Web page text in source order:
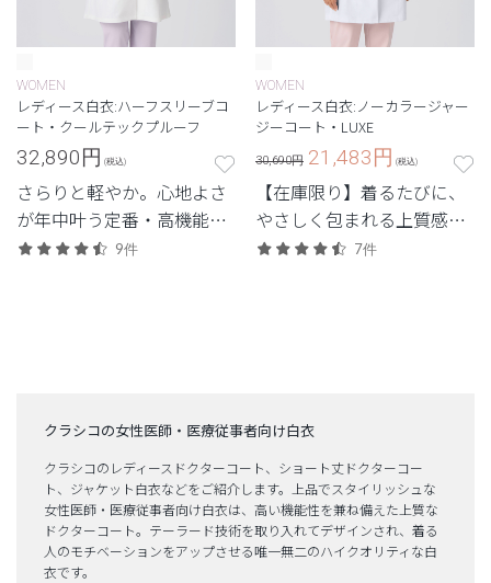
クラシコの女性医師・医療従事者向け白衣
クラシコのレディースドクターコート、ショート丈ドクターコー
ト、ジャケット白衣などをご紹介します。上品でスタイリッシュな
女性医師・医療従事者向け白衣は、高い機能性を兼ね備えた上質な
ドクターコート。テーラード技術を取り入れてデザインされ、着る
人のモチベーションをアップさせる唯一無二のハイクオリティな白
衣です。
WOMEN
レディース白衣:ハーフスリーブコ
ート・クールテックプルーフ
32,890円 (税込)
さらりと軽やか。心地よさ
が年中叶う定番・高機能シ
リーズ。
9件
WOMEN
レディース白衣:ノーカラージャー
ジーコート・LUXE
30,690円 21,483円 (税込)
【在庫限り】着るたびに、
やさしく包まれる上質感。
ストレッチ性で快適な定番
7件